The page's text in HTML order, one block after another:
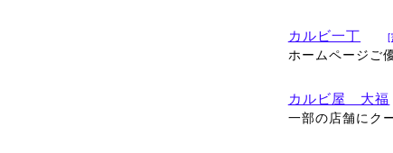
カルビ一丁 [
ホームページご
カルビ屋 大福
一部の店舗にク